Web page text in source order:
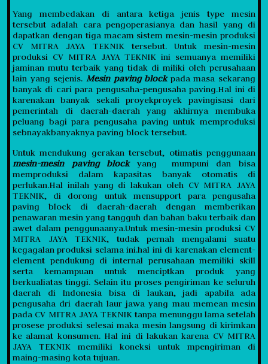
Yang membedakan di antara ketiga jenis type mesin
tersebut adalah cara pengoperasianya dan hasil yang di
dapatkan dengan tiga macam sistem mesin-mesin produksi
CV MITRA JAYA TEKNIK tersebut. Untuk mesin-mesin
produksi CV MITRA JAYA TEKNIK ini semuanya memiliki
jaminan mutu terbaik yang tidak di miliki oleh perusahaan
lain yang sejenis. Mesin paving block pada masa sekarang
banyak di cari para pengusaha-pengusaha paving.Hal ini di
karenakan banyak sekali proyekproyek pavingisasi dari
pemerintah di daerah-daerah yang akhirnya membuka
peluang bagi para pengusaha paving untuk memproduksi
sebnayakbanyaknya paving block tersebut.
Untuk mendukung gerakan tersebut, otimatis penggunaan
mesin-mesin paving blockyang mumpuni dan bisa
memproduksi dalam kapasitas banyak otomatis di
perlukan.Hal inilah yang di lakukan oleh CV MITRA JAYA
TEKNIK, di dorong untuk mensupport para pengusaha
paving block di daerah-daerah dengan memberikan
penawaran mesin yang tangguh dan bahan baku terbaik dan
awet dalam penggunaanya.Untuk mesin-mesin produksi CV
MITRA JAYA TEKNIK, tudak pernah mengalami suatu
kegagalan produksi selama ini.hal ini di karenakan element-
element pendukung di internal perusahaan memiliki skill
serta kemampuan untuk menciptkan produk yang
berkualiatas tinggi. Selain itu proses pengiriman ke seluruh
daerah di Indonesia bisa di laukan, jadi apabila ada
pengusaha dri daerah laur jawa yang mau memean mesin
pada CV MITRA JAYA TEKNIK tanpa menunggu lama setelah
prosese produksi selesai maka mesin langsung di kirimkan
ke alamat konsumen. Hal ini di lakukan karena CV MITRA
JAYA TEKNIK memiliki koneksi untuk mpengiriman di
maing-masing kota tujuan.